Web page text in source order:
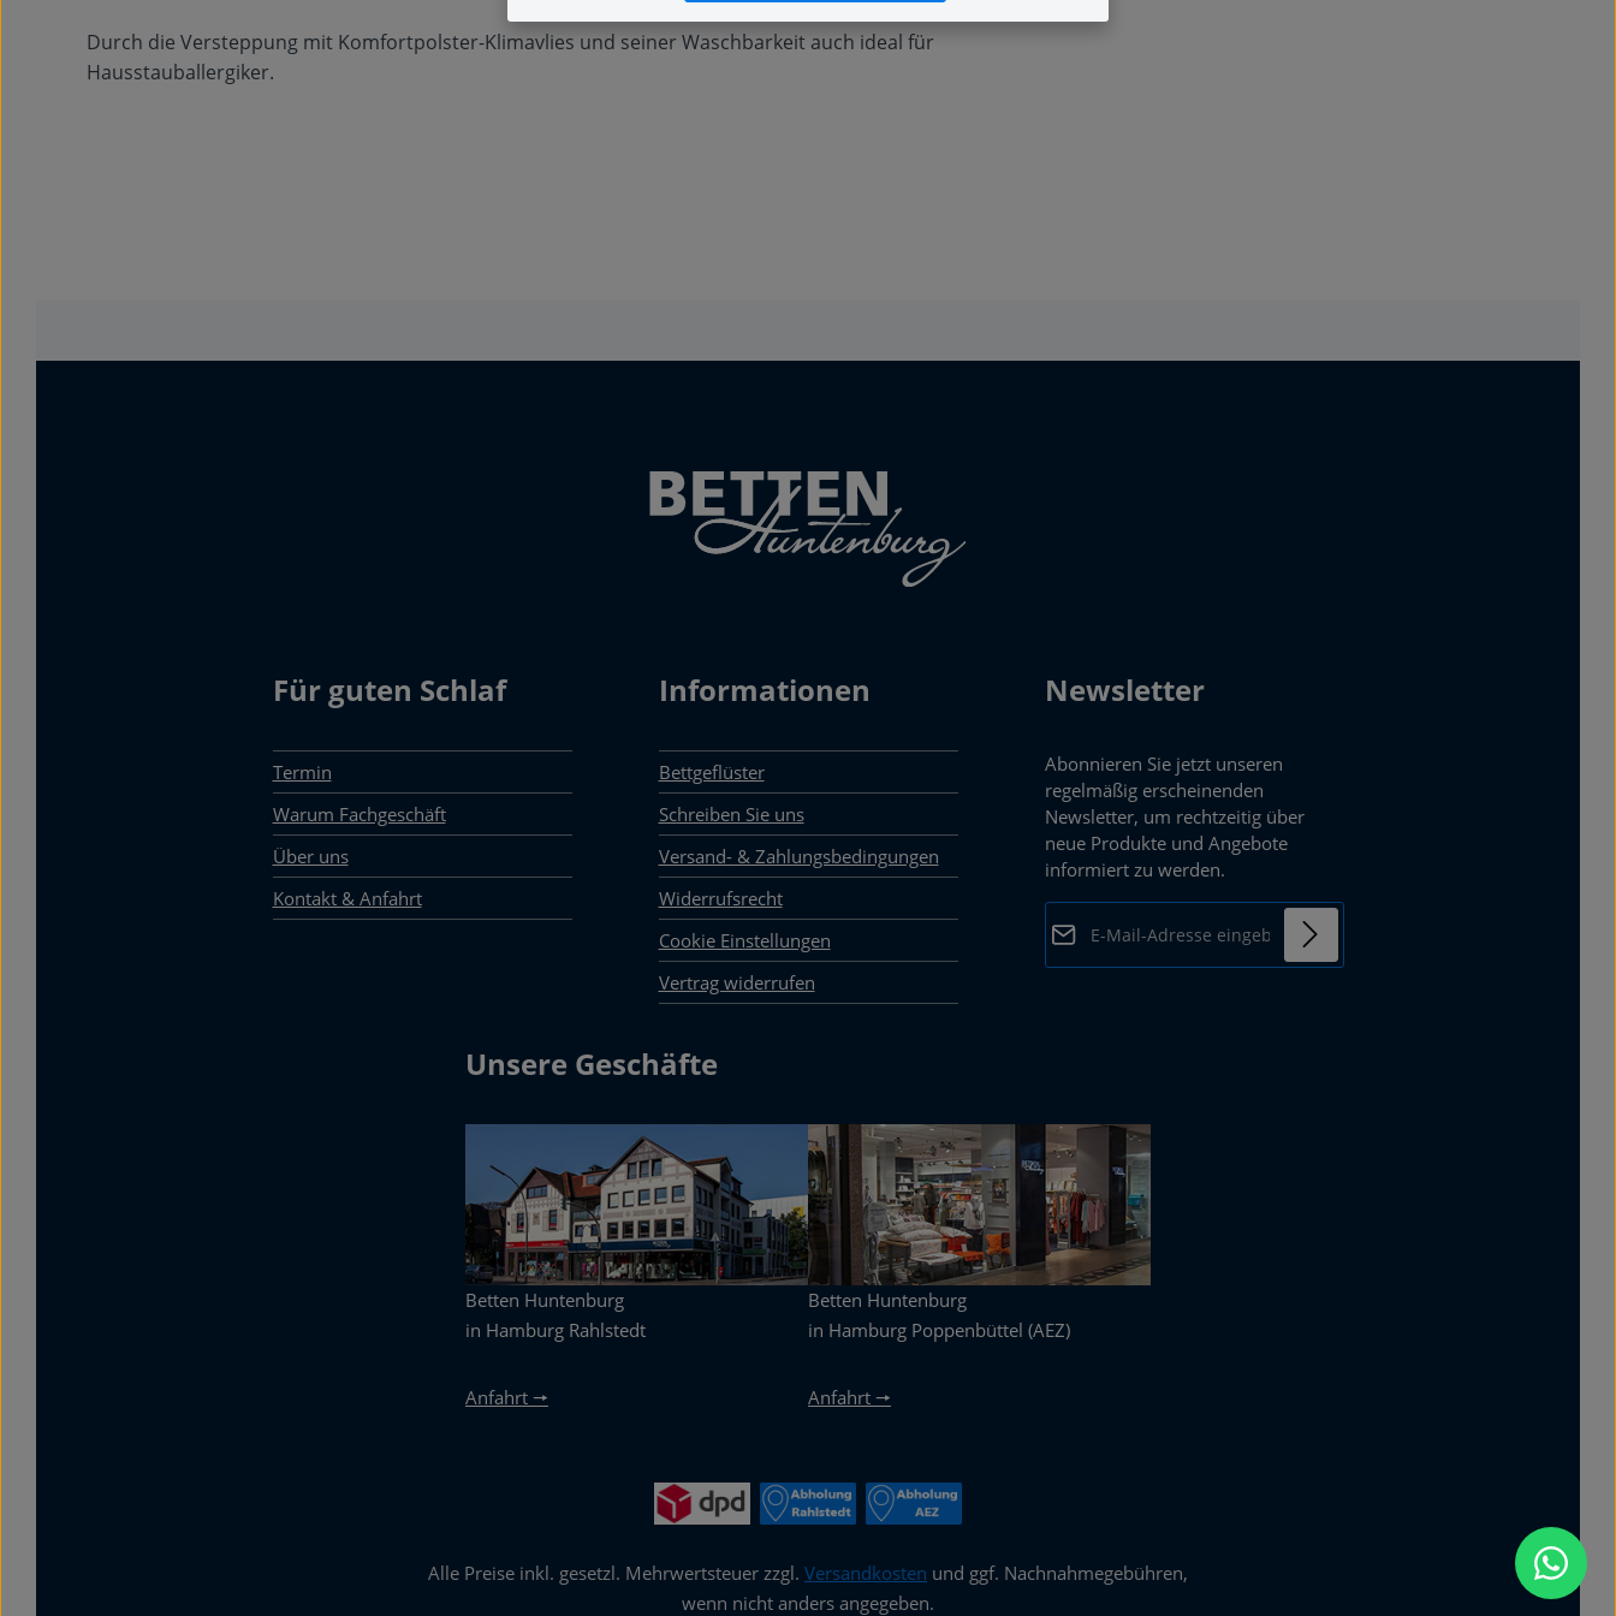
Durch die Versteppung mit Komfortpolster-Klimavlies und seiner Waschbarkeit auch ideal für
Hausstauballergiker.
Für guten Schlaf
Termin
Warum Fachgeschäft
Über uns
Kontakt & Anfahrt
Informationen
Bettgeflüster
Schreiben Sie uns
Versand- & Zahlungsbedingungen
Widerrufsrecht
Cookie Einstellungen
Vertrag widerrufen
Newsletter
Abonnieren Sie jetzt unseren
regelmäßig erscheinenden
Newsletter, um rechtzeitig über
neue Produkte und Angebote
informiert zu werden.
ihnen einverstanden.
Unsere Geschäfte
Betten Huntenburg
in Hamburg Rahlstedt
Anfahrt 🠖
Betten Huntenburg
in Hamburg Poppenbüttel (AEZ)
Anfahrt 🠖
Alle Preise inkl. gesetzl. Mehrwertsteuer zzgl. Versandkosten und ggf. Nachnahmegebühren,
wenn nicht anders angegeben.